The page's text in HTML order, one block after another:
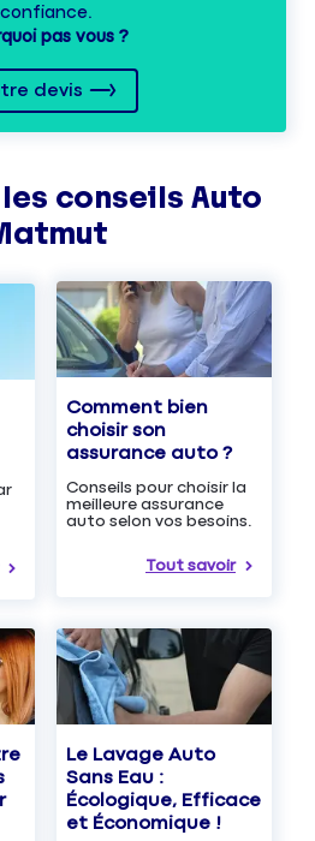
confiance.
pas vous ?
devis
conseils Auto
Comment bien
choisir son
assurance auto ?
Conseils pour choisir la
meilleure assurance
auto selon vos besoins.
Tout savoir
Le Lavage Auto
Sans Eau :
Écologique, Efficace
et Économique !